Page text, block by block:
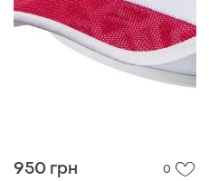
950 грн 0